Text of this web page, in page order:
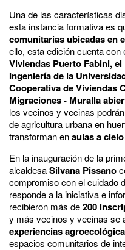
Una de las características
esta instancia formativa es
comunitarias ubicadas en
ello, esta edición cuenta con
Viviendas Puerto Fabini,
Ingeniería de la
Cooperativa de Viviendas
Migraciones - Muralla
los vecinos y vecinas
de agricultura urbana en
transforman enaulas a
En la inauguración de la
alcaldesaSilvana Pissano
compromiso con el cuidado
responde a la iniciativa e
recibieron más de200
y más vecinos y vecinas se
experiencias
espacios comunitarios de